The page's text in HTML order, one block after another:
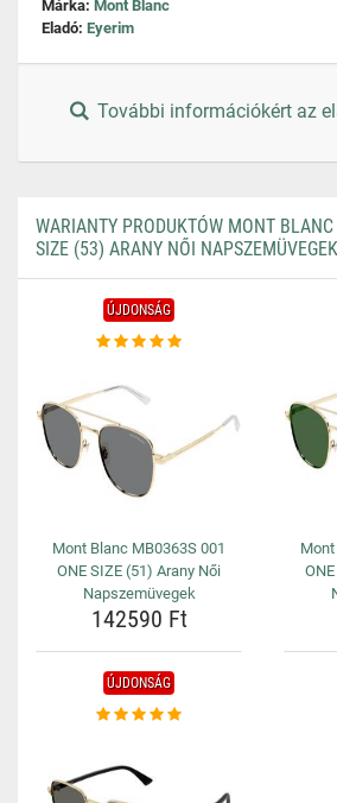
Márka: Mont Blanc
Eladó: Eyerim
További információkért az
WARIANTY PRODUKTÓW MONT
SIZE (53) ARANY NŐI NAPSZEMÜVEGEK
ÚJDONSÁG
Mont Blanc MB0363S 001
ONE SIZE (51) Arany Női
Napszemüvegek
142590 Ft
ÚJDONSÁG